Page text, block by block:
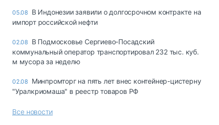
05.08 В Индонезии заявили о долгосрочном контракте на
импорт российской нефти
02.08 В Подмосковье Сергиево-Посадский
коммунальный оператор транспортировал 232 тыс. куб.
м мусора за неделю
02.08 Минпромторг на пять лет внес контейнер-цистерну
"Уралкриомаша" в реестр товаров РФ
Все новости